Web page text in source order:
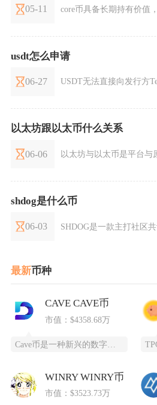
05-11 core币具备长期持有价值
usdt怎么申请
06-27 USDT无法直接向发行方
以太坊跟以太币什么关系
06-06 以太坊与以太币是平台
shdog是什么币
06-03 SHDOG是一款主打社区
最新币种
CAVE CAVE币
市值：$4358.68万
WINRY WINRY币
市值：$3523.73万